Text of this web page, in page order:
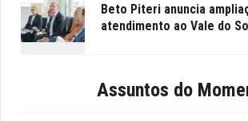
Beto Piteri anuncia
atendimento ao Vale do
Assuntos do